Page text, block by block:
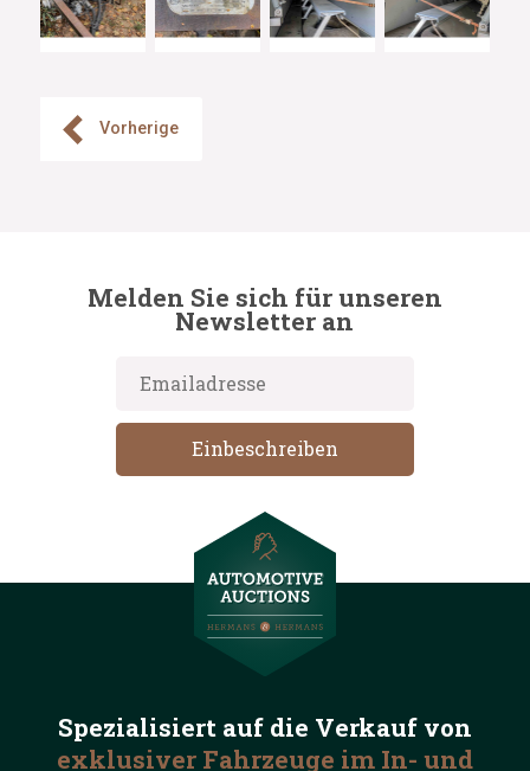
Vorherige
Melden Sie sich für unseren
Newsletter an
Spezialisiert auf die Verkauf von
exklusiver Fahrzeuge im In- und